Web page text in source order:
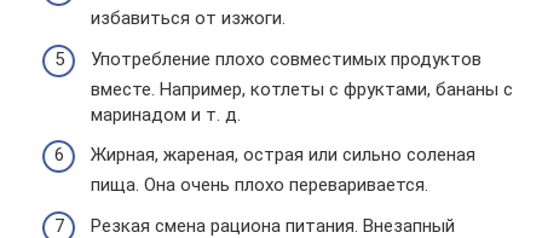
избавиться от изжоги.
Употребление плохо совместимых продуктов
вместе. Например, котлеты с фруктами, бананы с
маринадом и т. д.
Жирная, жареная, острая или сильно соленая
пища. Она очень плохо переваривается.
Резкая смена рациона питания. Внезапный